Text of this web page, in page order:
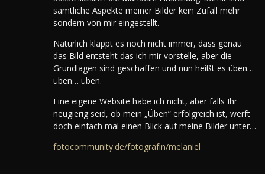
sämtliche Aspekte meiner Bilder kein Zufall mehr
sondern von mir eingestellt.
Natürlich klappt es noch nicht immer, dass genau
das Bild entsteht das ich mir vorstelle, aber die
Grundlagen sind geschaffen und nun heißt es üben…
üben… üben.
Eine eigene Website habe ich nicht, aber falls Ihr
neugierig seid, ob mein „Üben“ erfolgreich ist, werft
doch einfach mal einen Blick auf meine Bilder unter…
fotocommunity.de/fotografin/melaniel